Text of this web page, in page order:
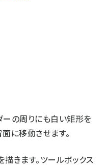
ーの周りにも白い矩形を
に移動させます。
きます。ツールボックス